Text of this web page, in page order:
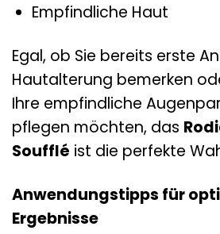
Empfindliche Haut
Egal, ob Sie bereits erste
Hautalterung bemerken
Ihre empfindliche
pflegen möchten, das
Soufflé ist die perfekte
Anwendungstipps für
Ergebnisse